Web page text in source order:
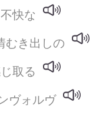
快な
むき出しの
取る
ヴォルヴ